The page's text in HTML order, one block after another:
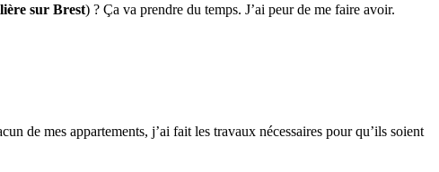
sur Brest) ? Ça va prendre du temps. J’ai peur de me faire avoir.
de mes appartements, j’ai fait les travaux nécessaires pour qu’ils soient